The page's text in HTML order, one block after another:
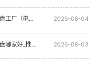
电话咨询） 2026-08-04
信息放心选择 2026-08-03